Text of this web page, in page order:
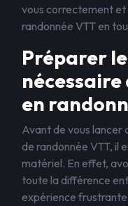
vous correctement
randonnée VTT en
Préparer
en
Avant de vous lancer
de randonnée VTT, il
matériel. En effet,
toute la différence
expérience